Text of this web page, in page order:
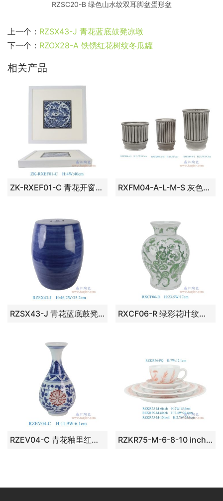
RZSC20-B 绿色山水纹双耳脚盆蛋形盆
上一个： RZSX43-J 青花蓝底鼓凳凉墩
下一个： RZOX28-A 铁锈红花树纹冬瓜罐
相关产品
ZK-RXEF01-C 青花开窗鱼藻纹方形瓷板瓷砖 RXFM04-A-L-M-S 灰色雕刻竖纹直筒花盆大中小号组合
RZSX43-J 青花蓝底鼓凳凉墩 RXCF06-R 绿彩花叶纹莲子瓶
RZEV04-C 青花釉里红缠枝莲小玉壶春瓶 RZKR75-M-6-8-10 inch 6、8、10英寸釉里红花鸟卷叶纹圆盘